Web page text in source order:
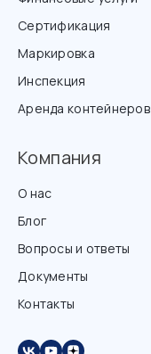
Сертификация
Маркировка
Инспекция
Аренда контейнеров
Компания
О нас
Блог
Вопросы и ответы
Документы
Контакты